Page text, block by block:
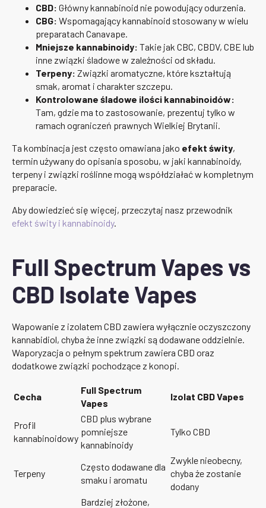
CBD: Główny kannabinoid nie powodujący odurzenia.
CBG: Wspomagający kannabinoid stosowany w wielu
preparatach Canavape.
Mniejsze kannabinoidy: Takie jak CBC, CBDV, CBE lub
inne związki śladowe w zależności od składu.
Terpeny: Związki aromatyczne, które kształtują
smak, aromat i charakter szczepu.
Kontrolowane śladowe ilości kannabinoidów:
Tam, gdzie ma to zastosowanie, prezentuj tylko w
ramach ograniczeń prawnych Wielkiej Brytanii.
Ta kombinacja jest często omawiana jako efekt świty,
termin używany do opisania sposobu, w jaki kannabinoidy,
terpeny i związki roślinne mogą współdziałać w kompletnym
preparacie.
Aby dowiedzieć się więcej, przeczytaj nasz przewodnik
efekt świty i kannabinoidy.
Full Spectrum Vapes vs
CBD Isolate Vapes
Wapowanie z izolatem CBD zawiera wyłącznie oczyszczony
kannabidiol, chyba że inne związki są dodawane oddzielnie.
Waporyzacja o pełnym spektrum zawiera CBD oraz
dodatkowe związki pochodzące z konopi.
Cecha
Full Spectrum
Vapes
Izolat CBD Vapes
Profil
kannabinoidowy
CBD plus wybrane
pomniejsze
kannabinoidy
Tylko CBD
Terpeny
Często dodawane dla
smaku i aromatu
Zwykle nieobecny,
chyba że zostanie
dodany
Bardziej złożone,